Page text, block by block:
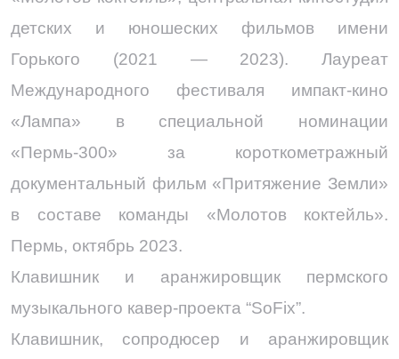
детских и юношеских фильмов имени
Горького (2021 — 2023). Лауреат
Международного фестиваля импакт-кино
«Лампа» в специальной номинации
«Пермь-300» за короткометражный
документальный фильм «Притяжение Земли»
в составе команды «Молотов коктейль».
Пермь, октябрь 2023.
Клавишник и аранжировщик пермского
музыкального кавер-проекта “SoFix”.
Клавишник, сопродюсер и аранжировщик